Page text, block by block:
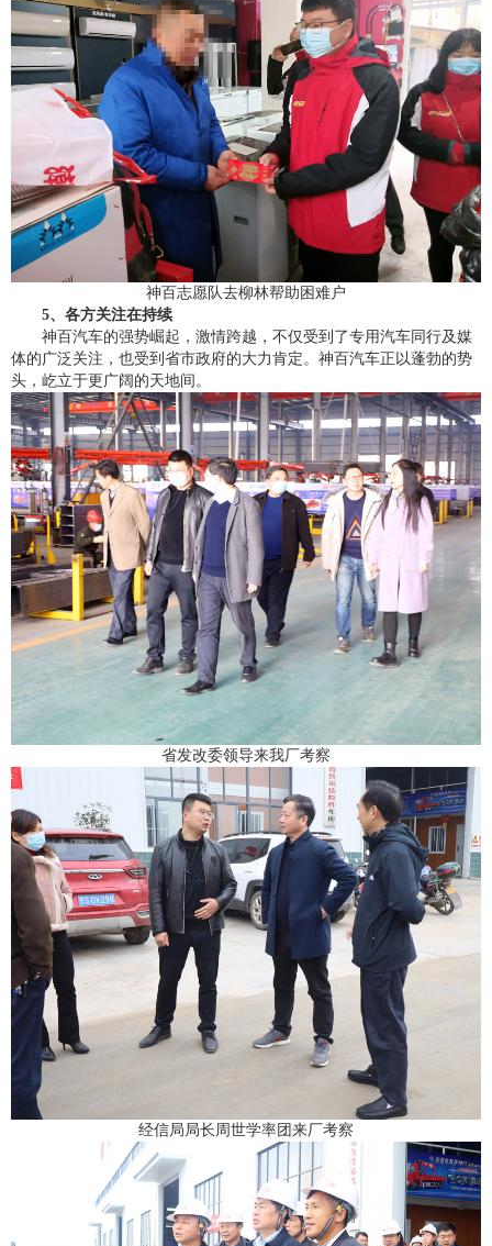
神百志愿队去柳林帮助困难户
5、各方关注在持续
神百汽车的强势崛起，激情跨越，不仅受到了专用汽车同行及媒
体的广泛关注，也受到省市政府的大力肯定。神百汽车正以蓬勃的势
头，屹立于更广阔的天地间。
省发改委领导来我厂考察
经信局局长周世学率团来厂考察